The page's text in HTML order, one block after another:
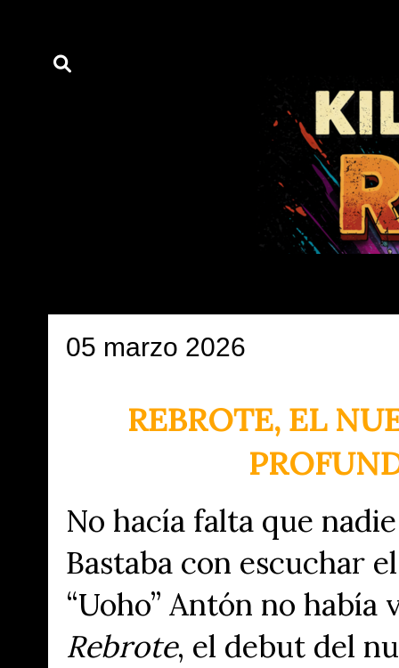
05 marzo 2026
REBROTE, EL
No hacía falta que
Bastaba con escuchar
“Uoho” Antón no
Rebrote, el debut del